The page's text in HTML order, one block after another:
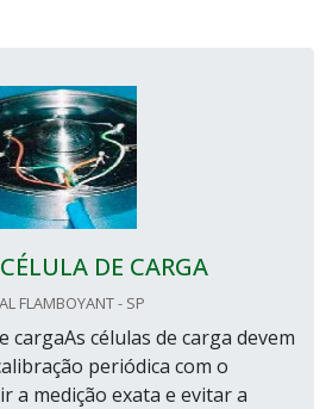
DE CARGA
FLAMBOYANT - SP
cargaAs células de carga devem
periódica com o
a medição exata e evitar a